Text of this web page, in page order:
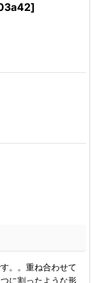
]
。。重ね合わせて
に割ったような形